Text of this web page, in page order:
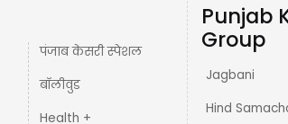
पंजाब केसरी स्पेशल
बॉलीवुड
Health +
Punjab
Group
Jagbani
Hind